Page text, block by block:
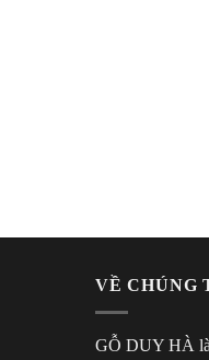
VỀ CHÚNG
GỖ DUY HÀ là